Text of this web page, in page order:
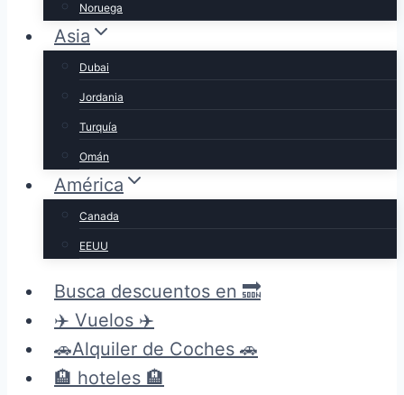
Noruega
Asia
Dubai
Jordania
Turquía
Omán
América
Canada
EEUU
Busca descuentos en 🔜
✈️ Vuelos ✈️
🚗Alquiler de Coches 🚗
🏨 hoteles 🏨